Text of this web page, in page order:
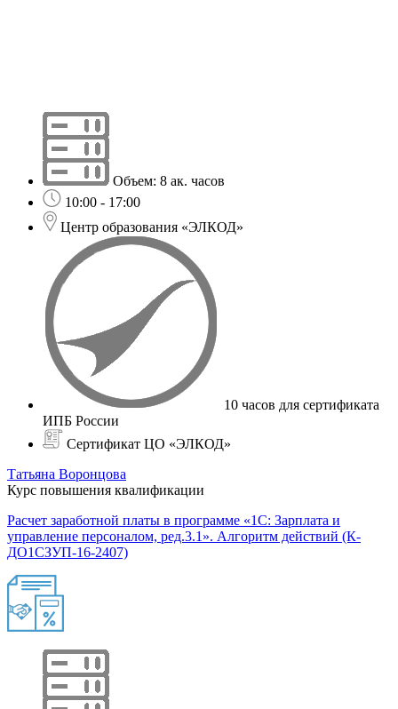
Объем: 8 ак. часов
10:00 - 17:00
Центр образования «ЭЛКОД»
10 часов для сертификата
ИПБ России
Сертификат ЦО «ЭЛКОД»
Татьяна Воронцова
Курс повышения квалификации
Расчет заработной платы в программе «1С: Зарплата и
управление персоналом, ред.3.1». Алгоритм действий (К-
ДО1СЗУП-16-2407)